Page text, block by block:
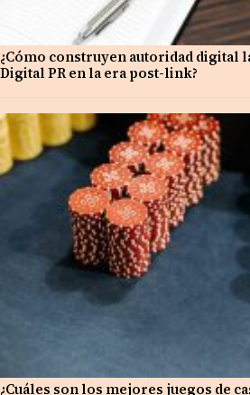
¿Cómo construyen autoridad digital
Digital PR en la era post-link?
¿Cuáles son los mejores juegos de